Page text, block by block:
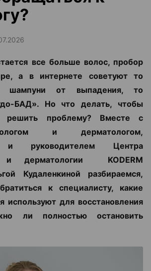
все больше волос, пробор
а в интернете советуют то
шампуни от выпадения, то
БАД». Но что делать, чтобы
решить проблему? Вместе с
и дерматологом,
и руководителем Центра
и дерматологии KODERM
Кудаленкиной разбираемся,
к специалисту, какие
используют для восстановления
ли полностью остановить